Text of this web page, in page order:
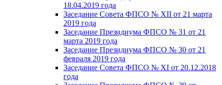
18.04.2019 года
Заседание Совета ФПСО № XII от 21 марта
2019 года
Заседание Президиума ФПСО № 31 от 21
марта 2019 года
Заседание Президиума ФПСО № 30 от 21
февраля 2019 года
Заседание Совета ФПСО № XI от 20.12.2018
года